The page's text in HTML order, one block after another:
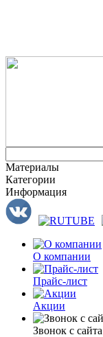
Материалы
Категории
Информация
О компании
Прайс-лист
Акции
Звонок с сайта